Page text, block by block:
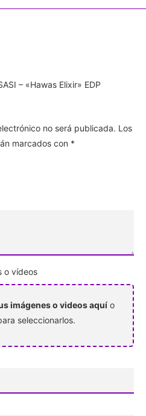
– «Hawas Elixir» EDP
no será publicada. Los
marcados con *
o vídeos
imágenes o videos aquí o
seleccionarlos.